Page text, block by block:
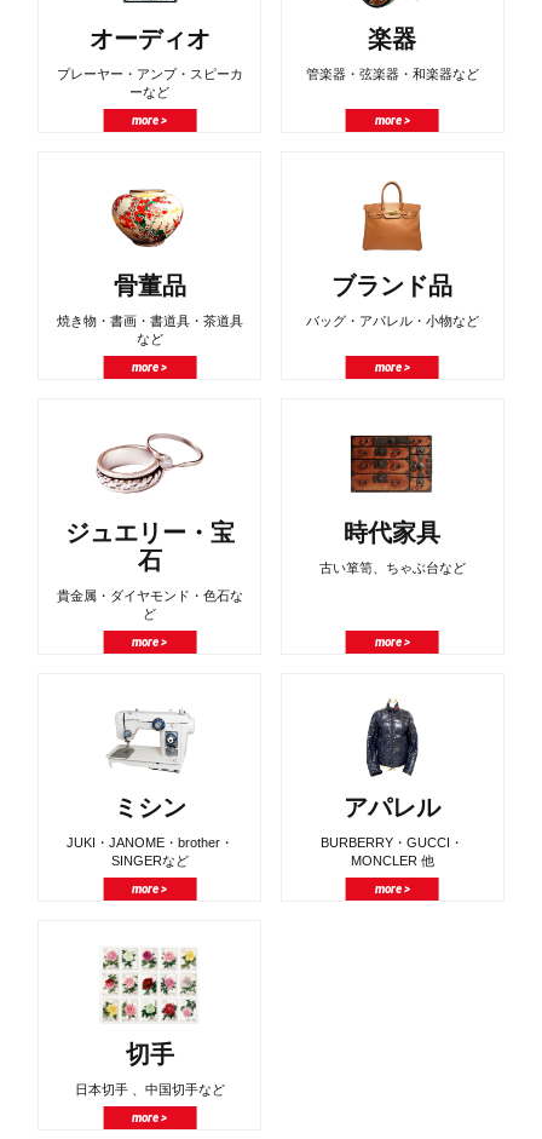
オーディオ
プレーヤー・アンプ・スピーカ
ーなど
more >
楽器
管楽器・弦楽器・和楽器など
more >
骨董品
焼き物・書画・書道具・茶道具
など
more >
ブランド品
バッグ・アパレル・小物など
more >
ジュエリー・宝
石
貴金属・ダイヤモンド・色石な
ど
more >
時代家具
古い箪笥、ちゃぶ台など
more >
ミシン
JUKI・JANOME・brother・
SINGERなど
more >
アパレル
BURBERRY・GUCCI・
MONCLER 他
more >
切手
日本切手 、中国切手など
more >